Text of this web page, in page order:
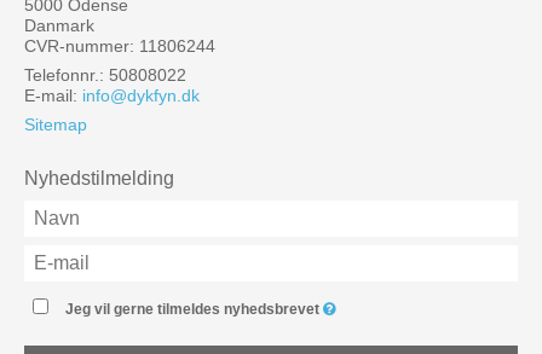
5000 Odense
Danmark
CVR-nummer: 11806244
Telefonnr.: 50808022
E-mail: info@dykfyn.dk
Sitemap
Nyhedstilmelding
Jeg vil gerne tilmeldes nyhedsbrevet